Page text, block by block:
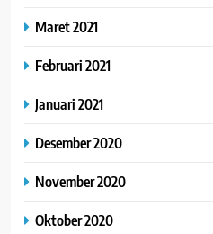
Maret 2021
Februari 2021
Januari 2021
Desember 2020
November 2020
Oktober 2020